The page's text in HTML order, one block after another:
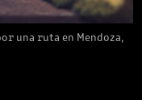
una ruta en Mendoza,